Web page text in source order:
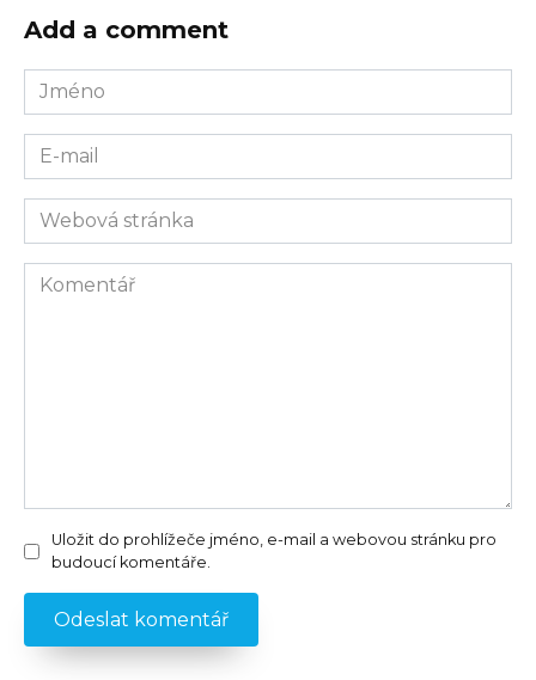
Add a comment
Jméno
E-
mail
Webová
stránka
Komentář
Uložit do prohlížeče jméno, e-mail a webovou stránku pro
budoucí komentáře.